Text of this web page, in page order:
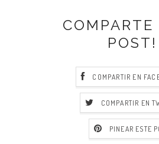
COMPARTE
POST!
COMPARTIR EN
COMPARTIR EN
PINEAR ESTE